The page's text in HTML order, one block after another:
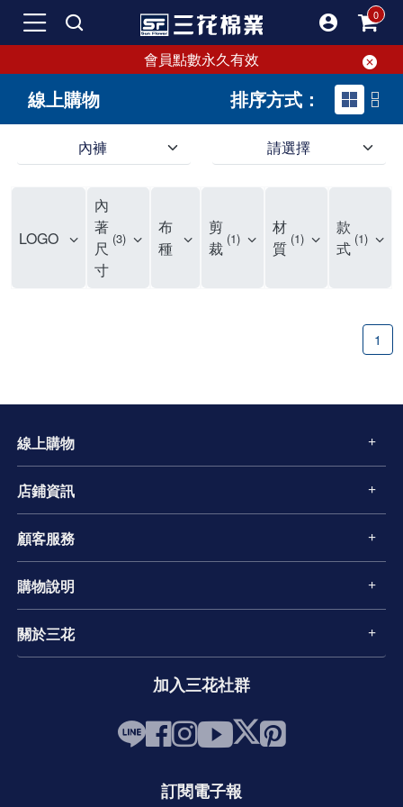
會員點數永久有效
線上購物 排序方式：
內褲 請選擇
LOGO
內
著
尺
寸
3
布
種
剪
裁 1
材
質 1
款
式 1
1
線上購物
店鋪資訊
顧客服務
購物說明
關於三花
加入三花社群
訂閱電子報